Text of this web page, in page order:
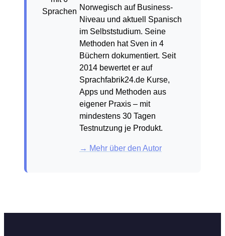
Norwegisch auf Business-
Niveau und aktuell Spanisch
im Selbststudium. Seine
Methoden hat Sven in 4
Büchern dokumentiert. Seit
2014 bewertet er auf
Sprachfabrik24.de Kurse,
Apps und Methoden aus
eigener Praxis – mit
mindestens 30 Tagen
Testnutzung je Produkt.
→ Mehr über den Autor